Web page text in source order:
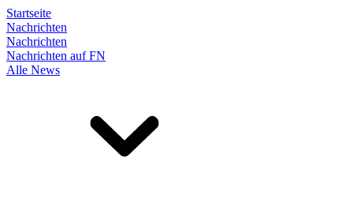
Startseite
Nachrichten
Nachrichten
Nachrichten auf FN
Alle News